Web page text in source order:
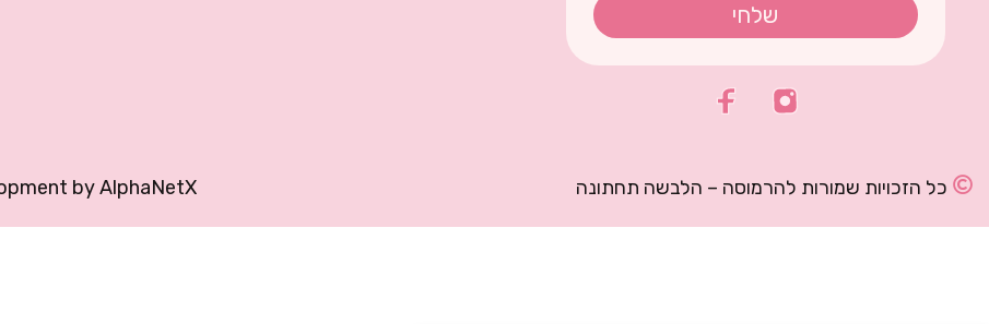
שלחי
כל הזכויות שמורות להרמוסה – הלבשה תחתונה byAlphaNetX